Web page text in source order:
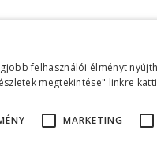
felhasználói élményt
megtekintése" linkre
MARKETING